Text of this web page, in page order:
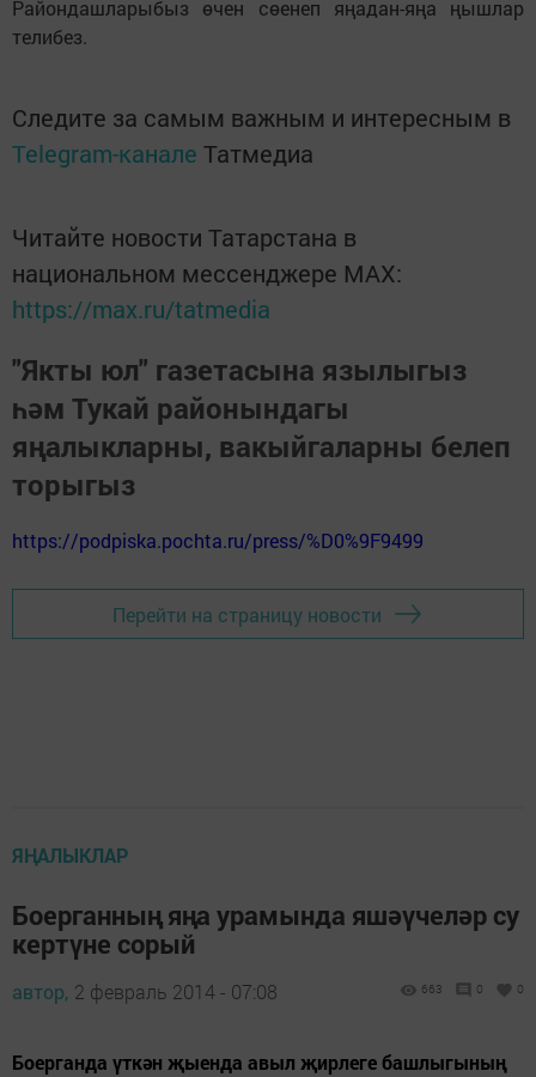
Райондашларыбыз өчен сөенеп яңадан-яңа ңышлар
телибез.
Следите за самым важным и интересным в
Telegram-канале Татмедиа
Читайте новости Татарстана в
национальном мессенджере MАХ:
https://max.ru/tatmedia
"Якты юл" газетасына язылыгыз
һәм Тукай районындагы
яңалыкларны, вакыйгаларны белеп
торыгыз
https://podpiska.pochta.ru/press/%D0%9F9499
Перейти на страницу новости
ЯҢАЛЫКЛАР
Боерганның яңа урамында яшәүчеләр су
кертүне сорый
автор, 2 февраль 2014 - 07:08 663 0 0
Боерганда үткән җыенда авыл җирлеге башлыгының